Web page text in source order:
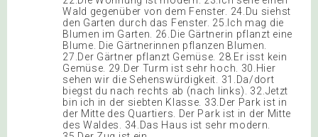
Wald gegenüber von dem Fenster. 24.Du siehst
den Garten durch das Fenster. 25.Ich mag die
Blumen im Garten. 26.Die Gärtnerin pflanzt eine
Blume. Die Gärtnerinnen pflanzen Blumen.
27.Der Gärtner pflanzt Gemüse. 28.Er isst kein
Gemüse. 29.Der Turm ist sehr hoch. 30.Hier
sehen wir die Sehenswürdigkeit. 31.Da/dort
biegst du nach rechts ab (nach links). 32.Jetzt
bin ich in der siebten Klasse. 33.Der Park ist in
der Mitte des Quartiers. Der Park ist in der Mitte
des Waldes. 34.Das Haus ist sehr modern.